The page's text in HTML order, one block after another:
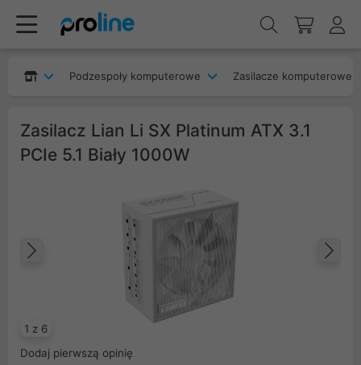
Podzespoły komputerowe Zasilacze komputerowe
Zasilacz Lian Li SX Platinum ATX 3.1
PCIe 5.1 Biały 1000W
1 z 6
Poprzedni
Dodaj pierwszą opinię